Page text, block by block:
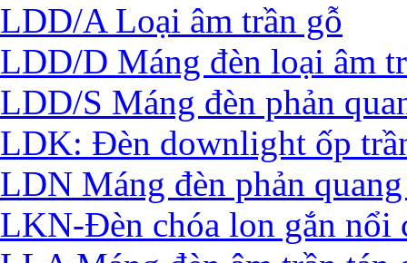
LDD/A Loại âm trần gỗ
LDD/D Máng đèn loại âm
LDD/S Máng đèn phản
LDK: Đèn downlight ốp
LDN Máng đèn phản
LKN-Đèn chóa lon gắn nổi